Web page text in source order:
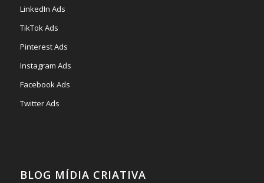
LinkedIn Ads
TikTok Ads
Pinterest Ads
Instagram Ads
Facebook Ads
Twitter Ads
BLOG MÍDIA CRIATIVA